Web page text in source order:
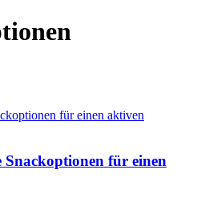
für einen